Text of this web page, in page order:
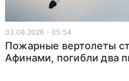
03.08.2026 - 05:54
Пожарные вертолеты
Афинами, погибли два